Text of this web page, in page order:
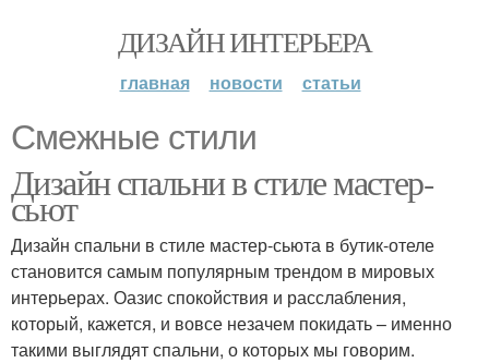
ДИЗАЙН ИНТЕРЬЕРА
главная новости статьи
Смежные стили
Дизайн спальни в стиле мастер-
сьют
Дизайн спальни в стиле мастер-сьюта в бутик-отеле
становится самым популярным трендом в мировых
интерьерах. Оазис спокойствия и расслабления,
который, кажется, и вовсе незачем покидать – именно
такими выглядят спальни, о которых мы говорим.